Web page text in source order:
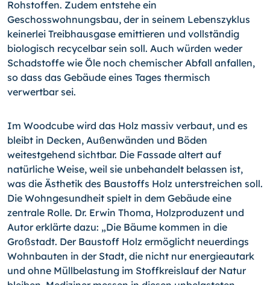
Rohstof­fen. Zudem entstehe ein
Geschosswohnungsbau, der in seinem Lebenszyklus
keinerlei Treibhausgase emittieren und vollständig
biologisch recycelbar sein soll. Auch würden weder
Schadstoffe wie Öle noch chemischer Abfall anfallen,
so dass das Gebäude ei­nes Tages thermisch
verwertbar sei.
Im Woodcube wird das Holz massiv verbaut, und es
bleibt in Decken, Außenwänden und Böden
weitestgehend sichtbar. Die Fassade altert auf
natürliche Weise, weil sie unbehandelt belassen ist,
was die Ästhetik des Baustoffs Holz unterstreichen soll.
Die Wohngesundheit spielt in dem Gebäude eine
zentrale Rolle. Dr. Erwin Thoma, Holzpro­duzent und
Autor erklärte dazu: „Die Bäume kommen in die
Großstadt. Der Baustoff Holz ermöglicht neuerdings
Wohnbauten in der Stadt, die nicht nur energieautark
und ohne Müllbelastung im Stoffkreislauf der Natur